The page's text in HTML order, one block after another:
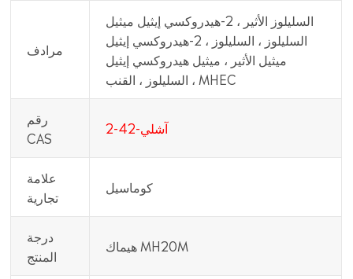
مرادف
السليلوز الأثير ، 2-هيدروكسي إيثيل ميثيل
السليلوز ، السليلوز ، 2-هيدروكسي إيثيل
ميثيل الأثير ، ميثيل هيدروكسي إيثيل
السليلوز ، القنب ، MHEC
رقم
CAS
آشلي-42-2
علامة
تجارية
كوماسيل
درجة
المنتج
هيماك MH20M